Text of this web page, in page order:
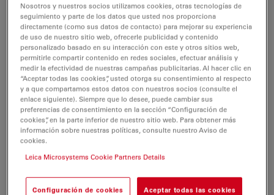
CERTIFICADOS
CE Leica Z6 APO A 04 10 2013
Jul 27, 2026 PDF, 281 KB
DOWNLOAD
Nosotros y nuestros socios utilizamos cookies, otras tecnologías de
seguimiento y parte de los datos que usted nos proporciona
directamente (como sus datos de contacto) para mejorar su experiencia
de uso de nuestro sitio web, ofrecerle publicidad y contenido
personalizado basado en su interacción con este y otros sitios web,
permitirle compartir contenido en redes sociales, efectuar análisis y
medir la efectividad de nuestras campañas publicitarias. Al hacer clic en
“Aceptar todas las cookies”, usted otorga su consentimiento al respecto
y a que compartamos estos datos con nuestros socios (consulte el
enlace siguiente). Siempre que lo desee, puede cambiar sus
preferencias de consentimiento en la sección “Configuración de
cookies”, en la parte inferior de nuestro sitio web. Para obtener más
información sobre nuestras políticas, consulte nuestro Aviso de
cookies.
Leica Microsystems Cookie Partners Details
Configuración de cookies Aceptar todas las cookies